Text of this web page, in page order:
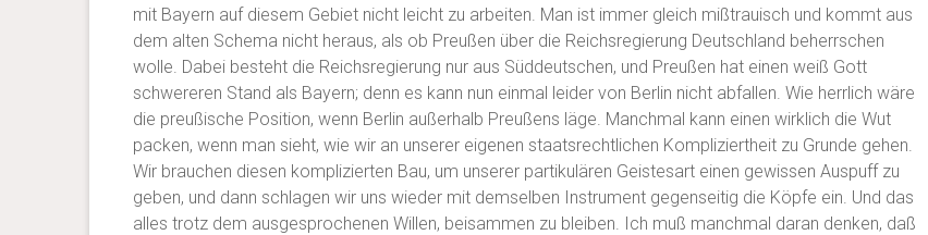
mit Bayern auf diesem Gebiet nicht leicht zu arbeiten. Man ist immer gleich mißtrauisch und kommt aus
dem alten Schema nicht heraus, als ob Preußen über die Reichsregierung Deutschland beherrschen
wolle. Dabei besteht die Reichsregierung nur aus Süddeutschen, und Preußen hat einen weiß Gott
schwereren Stand als Bayern; denn es kann nun einmal leider von Berlin nicht abfallen. Wie herrlich wäre
die preußische Position, wenn Berlin außerhalb Preußens läge. Manchmal kann einen wirklich die Wut
packen, wenn man sieht, wie wir an unserer eigenen staatsrechtlichen Kompliziertheit zu Grunde gehen.
Wir brauchen diesen komplizierten Bau, um unserer partikulären Geistesart einen gewissen Auspuff zu
geben, und dann schlagen wir uns wieder mit demselben Instrument gegenseitig die Köpfe ein. Und das
alles trotz dem ausgesprochenen Willen, beisammen zu bleiben. Ich muß manchmal daran denken, daß